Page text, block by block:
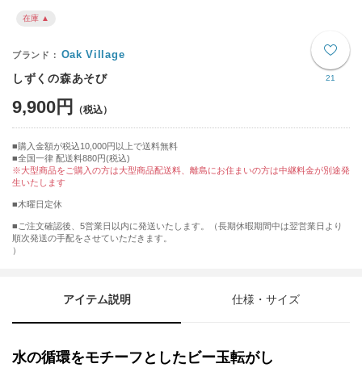
在庫 ▲
21
Oak Village
しずくの森あそび
9,900円
購入金額が税込10,000円以上で送料無料
全国一律 配送料880円(税込)
※大型商品をご購入の方は大型商品配送料、離島にお住まいの方は中継料金が別途発
生いたします
■木曜日定休
■ご注文確認後、5営業日以内に発送いたします。（長期休暇期間中は翌営業日より
順次発送の手配をさせていただきます。
）
アイテム説明 仕様・サイズ
水の循環をモチーフとしたビー玉転がし